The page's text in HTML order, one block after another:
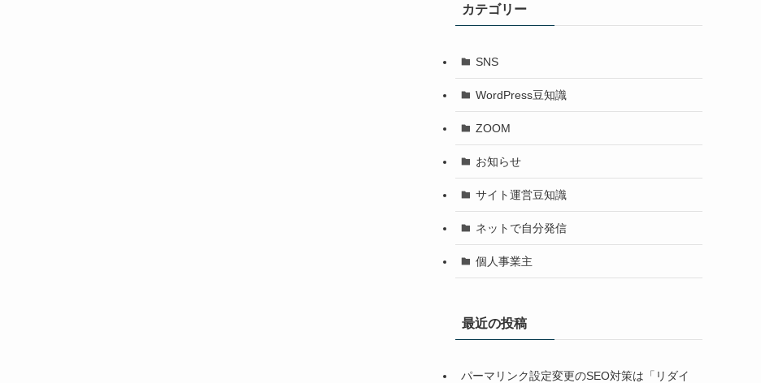
カテゴリー
SNS
WordPress豆知識
ZOOM
お知らせ
サイト運営豆知識
ネットで自分発信
個人事業主
最近の投稿
パーマリンク設定変更のSEO対策は「リダイ